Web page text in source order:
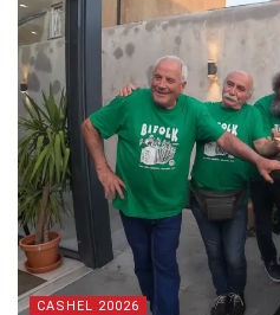
CASHEL 20026